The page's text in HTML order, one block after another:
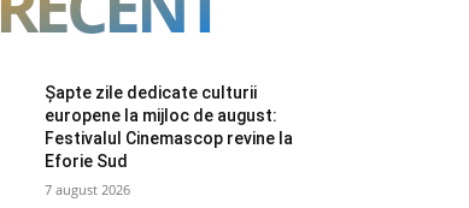
Șapte zile dedicate culturii
europene la mijloc de august:
Festivalul Cinemascop revine la
Eforie Sud
7 august 2026